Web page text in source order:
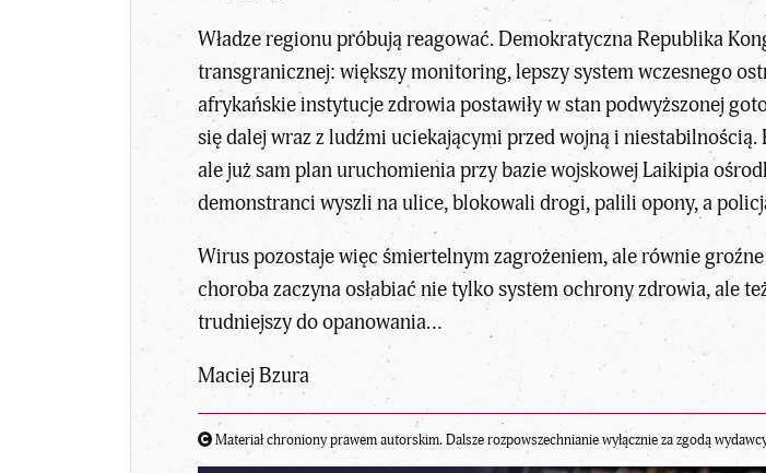
Władze regionu próbują reagować. Demokratyczna Republika
transgranicznej: większy monitoring, lepszy system wczesnego
afrykańskie instytucje zdrowia postawiły w stan podwyższonej
się dalej wraz z ludźmi uciekającymi przed wojną i
ale już sam plan uruchomienia przy bazie wojskowej Laikipia
demonstranci wyszli na ulice, blokowali drogi, palili opony, a
Wirus pozostaje więc śmiertelnym zagrożeniem, ale równie
choroba zaczyna osłabiać nie tylko system ochrony zdrowia, ale
trudniejszy do opanowania…
Maciej Bzura
Materiał chroniony prawem autorskim. Dalsze rozpowszechnianie wyłącznie za zgodą